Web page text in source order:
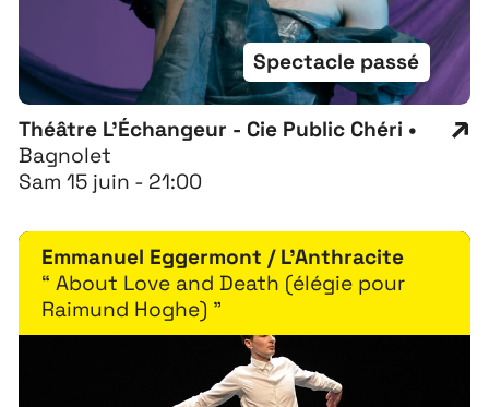
Théâtre L'Échangeur - Cie Public Chéri •
Bagnolet
Sam 15 juin - 21:00
Spectacle passé
Emmanuel Eggermont / L'Anthracite
“ About Love and Death (élégie pour
Raimund Hoghe) ”